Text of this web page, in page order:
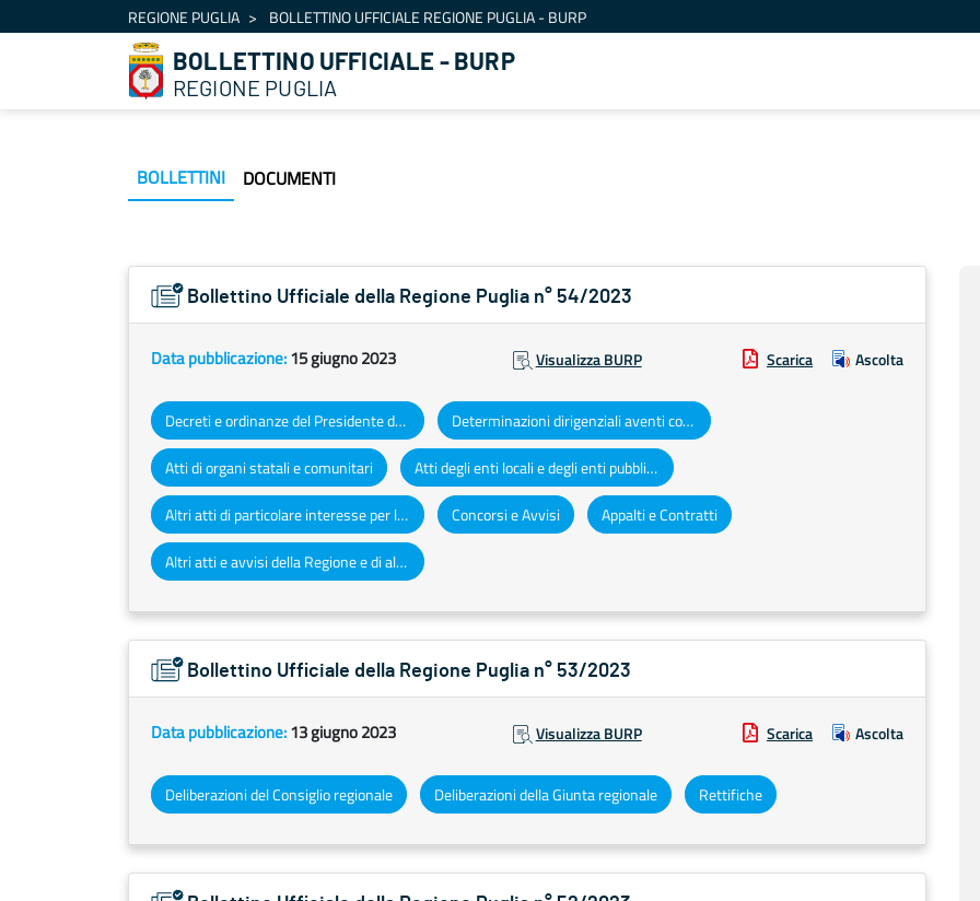
Salta al contenutoREGIONE PUGLIA BOLLETTINO UFFICIALE REGIONE PUGLIA - BURP
BOLLETTINO UFFICIALE - BURP
REGIONE PUGLIA
BOLLETTINI DOCUMENTI
Bollettino Ufficiale della Regione Puglia n° 54/2023
Data pubblicazione:15 giugno 2023 Visualizza BURP Scarica Ascolta
Decreti e ordinanze del Presidente della Giunta regionale Determinazioni dirigenziali aventi contenuto di interesse generale
Atti di organi statali e comunitari Atti degli enti locali e degli enti pubblici e privati
Altri atti di particolare interesse per la Regione Puglia Concorsi e Avvisi Appalti e Contratti
Altri atti e avvisi della Regione e di altri enti pubblici che interessano la collettività regionale
Bollettino Ufficiale della Regione Puglia n° 53/2023
Data pubblicazione:13 giugno 2023 Visualizza BURP Scarica Ascolta
Deliberazioni del Consiglio regionale Deliberazioni della Giunta regionale Rettifiche